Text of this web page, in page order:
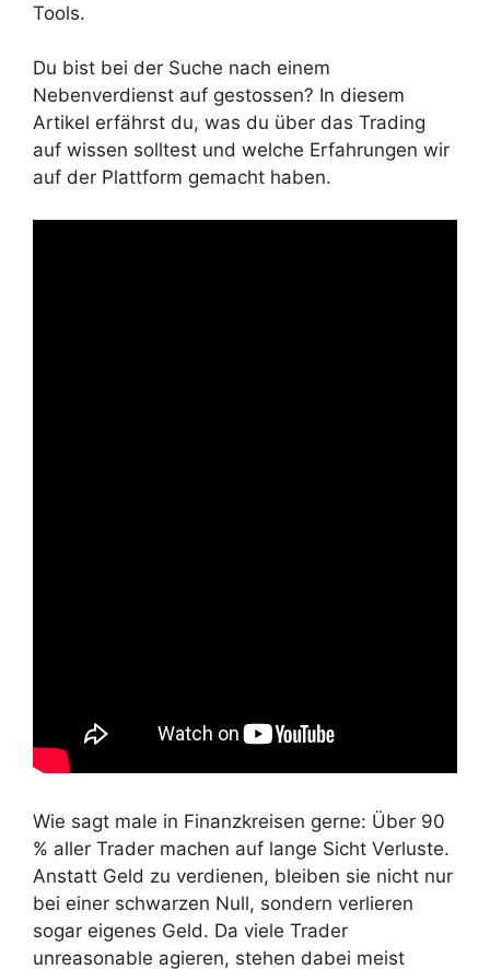
Tools.
Du bist bei der Suche nach einem
Nebenverdienst auf gestossen? In diesem
Artikel erfährst du, was du über das Trading
auf wissen solltest und welche Erfahrungen wir
auf der Plattform gemacht haben.
Wie sagt male in Finanzkreisen gerne: Über 90
% aller Trader machen auf lange Sicht Verluste.
Anstatt Geld zu verdienen, bleiben sie nicht nur
bei einer schwarzen Null, sondern verlieren
sogar eigenes Geld. Da viele Trader
unreasonable agieren, stehen dabei meist